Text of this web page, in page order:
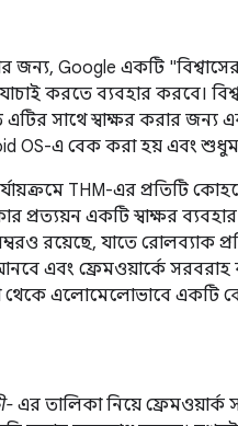
জন্য, Google একটি
যাচাই করতে ব্যবহার করবে।
এটির সাথে স্বাক্ষর করার
OS-এ বেক করা হয় এবং
THM-এর প্রতিটি
প্রত্যয়ন একটি স্বাক্ষর
রয়েছে, যাতে রোলব্যাক
এবং ফ্রেমওয়ার্কে সরবরাহ
এলোমেলোভাবে একটি
এর তালিকা নিয়ে ফ্রেমওয়ার্ক